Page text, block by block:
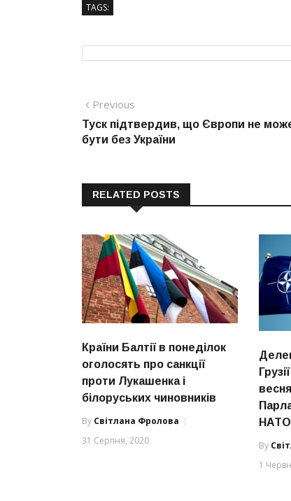
TAGS:
Навігація
записів
Previous
post:
Туск підтвердив, що Європи не
бути без України
RELATED POSTS
Країни Балтії в понеділок
оголосять про санкції
проти Лукашенка і
білоруських чиновників
By Світлана Фролова
31 Серпня, 2020
НАТО
By
1